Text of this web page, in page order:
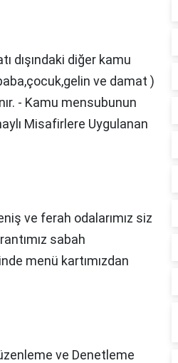
dışındaki diğer kamu
ve damat )
- Kamu mensubunun
Misafirlere Uygulanan
ve ferah odalarımız siz
sabah
menü kartımızdan
ve Denetleme